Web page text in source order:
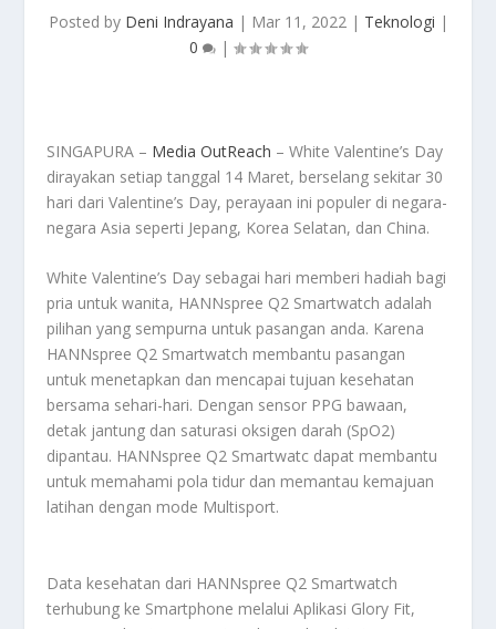
Posted by Deni Indrayana | Mar 11, 2022| Teknologi |
0
|
SINGAPURA – Media OutReach – White Valentine’s Day
dirayakan setiap tanggal 14 Maret, berselang sekitar 30
hari dari Valentine’s Day, perayaan ini populer di negara-
negara Asia seperti Jepang, Korea Selatan, dan China.
White Valentine’s Day sebagai hari memberi hadiah bagi
pria untuk wanita, HANNspree Q2 Smartwatch adalah
pilihan yang sempurna untuk pasangan anda. Karena
HANNspree Q2 Smartwatch membantu pasangan
untuk menetapkan dan mencapai tujuan kesehatan
bersama sehari-hari. Dengan sensor PPG bawaan,
detak jantung dan saturasi oksigen darah (SpO2)
dipantau. HANNspree Q2 Smartwatc dapat membantu
untuk memahami pola tidur dan memantau kemajuan
latihan dengan mode Multisport.
Data kesehatan dari HANNspree Q2 Smartwatch
terhubung ke Smartphone melalui Aplikasi Glory Fit,